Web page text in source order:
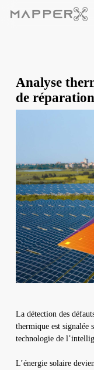
Analyse
de
La détection des
thermique est signalée
technologie de
L’énergie solaire